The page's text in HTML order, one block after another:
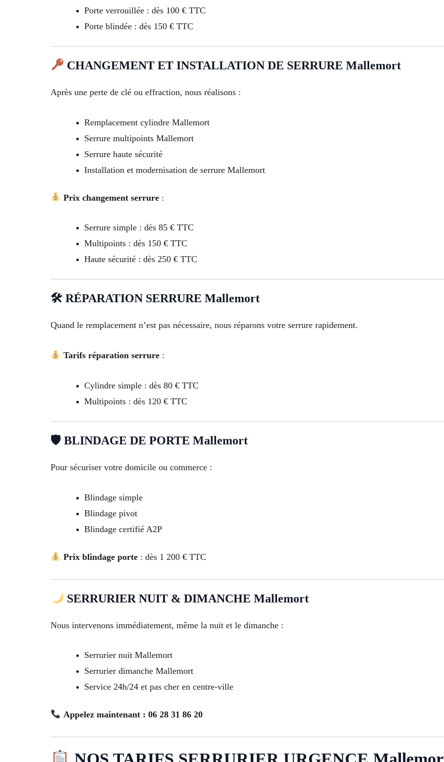
Porte verrouillée : dès 100 € TTC
Porte blindée : dès 150 € TTC
CHANGEMENT ET INSTALLATION DE SERRURE Mallemort
Après une perte de clé ou effraction, nous réalisons :
Remplacement cylindre Mallemort
Serrure multipoints Mallemort
Serrure haute sécurité
Installation et modernisation de serrure Mallemort
Prix changement serrure:
Serrure simple : dès 85 € TTC
Multipoints : dès 150 € TTC
Haute sécurité : dès 250 € TTC
🛠 RÉPARATION SERRURE Mallemort
Quand le remplacement n’est pas nécessaire, nous réparons votre serrure rapidement.
Tarifs réparation serrure:
Cylindre simple : dès 80 € TTC
Multipoints : dès 120 € TTC
🛡 BLINDAGE DE PORTE Mallemort
Pour sécuriser votre domicile ou commerce :
Blindage simple
Blindage pivot
Blindage certifié A2P
Prix blindage porte: dès 1 200 € TTC
SERRURIER NUIT & DIMANCHE Mallemort
Nous intervenons immédiatement, même la nuit et le dimanche :
Serrurier nuit Mallemort
Serrurier dimanche Mallemort
Service 24h/24 et pas cher en centre-ville
Appelez maintenant : 06 28 31 86 20